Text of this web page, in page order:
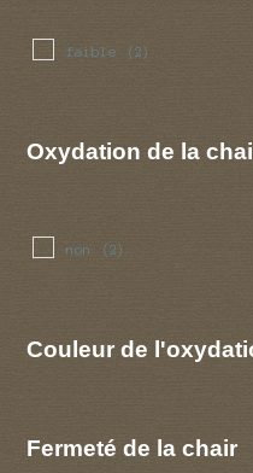
faible (2)
Oxydation de la
non (2)
Couleur de
Fermeté de la chair